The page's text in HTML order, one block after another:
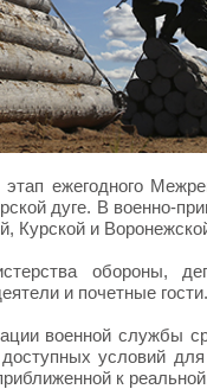
ежегодного
дуге. В военно-
Курской и
обороны,
и почетные гости.
военной службы
условий
к